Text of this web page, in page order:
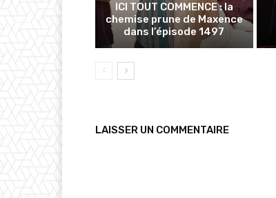
ICI TOUT COMMENCE : la
chemise prune de Maxence
dans l’épisode 1497
LAISSER UN COMMENTAIRE